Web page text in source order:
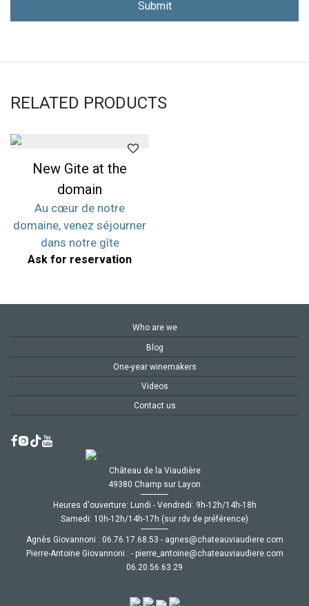
RELATED PRODUCTS
New Gite at the
domain
Au cœur de notre
domaine, venez séjourner
dans notre gîte
Ask for reservation
Who are we
Blog
One-year winemakers
Videos
Contact us
Château de la Viaudière
49380 Champ sur Layon
Heures d'ouverture: Lundi - Vendredi: 9h-12h/14h-18h
Samedi: 10h-12h/14h-17h (sur rdv de préférence)
Agnès Giovannoni : moc.ereiduaivuaetahc@senga
-
35.86.71.67.60
Pierre-Antoine Giovannoni :
moc.ereiduaivuaetahc@eniotna_erreip
-
92.36.65.02.60